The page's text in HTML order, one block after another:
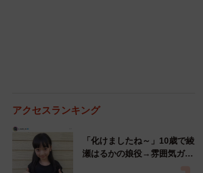
アクセスランキング
「化けましたね～」10歳で綾
瀬はるかの娘役→雰囲気ガラ